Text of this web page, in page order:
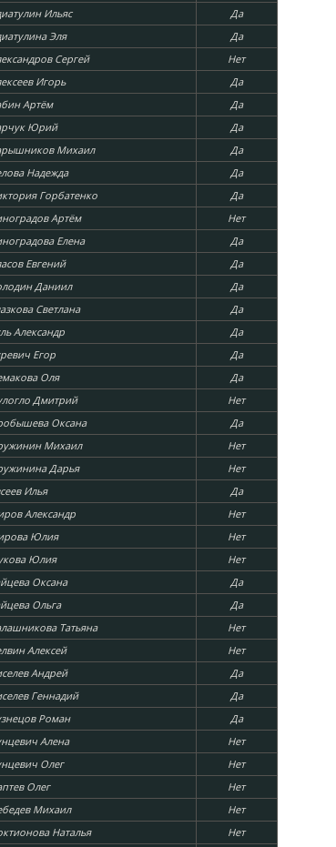
Ильяс
Да
Эля
Да
Сергей
Нет
Игорь
Да
Артём
Да
Юрий
Да
Михаил
Да
Надежда
Да
Горбатенко
Да
Артём
Нет
Елена
Да
Евгений
Да
Даниил
Да
Светлана
Да
Александр
Да
Егор
Да
Оля
Да
Дмитрий
Нет
Оксана
Да
Михаил
Нет
Дарья
Нет
Илья
Да
Александр
Нет
Юлия
Нет
Юлия
Нет
Оксана
Да
Ольга
Да
Татьяна
Нет
Алексей
Нет
Андрей
Да
Геннадий
Да
Роман
Да
Алена
Нет
Олег
Нет
Олег
Нет
Михаил
Нет
Наталья
Нет